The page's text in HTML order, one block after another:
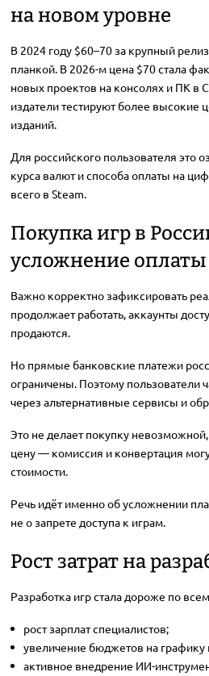
на новом уровне
В 2024 году $60–70 за крупный
планкой. В 2026-м цена $70 стала
новых проектов на консолях и ПК
издатели тестируют более высокие
изданий.
Для российского пользователя это
курса валют и способа оплаты на
всего в Steam.
Покупка игр в
усложнение оплаты
Важно корректно зафиксировать
продолжает работать, аккаунты
продаются.
Но прямые банковские платежи
ограничены. Поэтому пользователи
через альтернативные сервисы и
Это не делает покупку
цену — комиссия и конвертация
стоимости.
Речь идёт именно об усложнении
не о запрете доступа к играм.
Рост затрат на
Разработка игр стала дороже по
рост зарплат специалистов;
увеличение бюджетов на
активное внедрение ИИ-